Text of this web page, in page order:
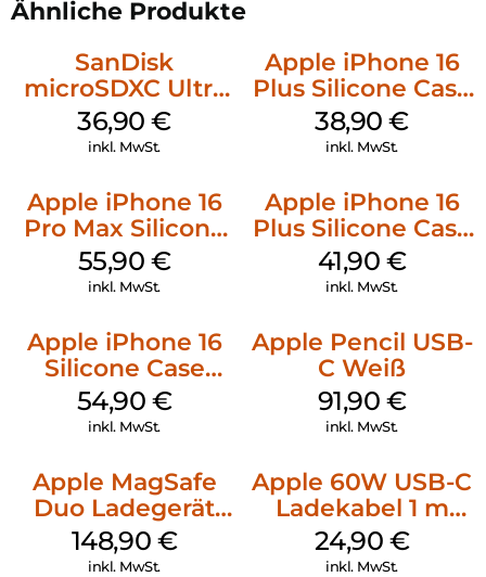
Ähnliche Produkte
SanDisk
microSDXC Ultra
128 GB + Adapter
Mobile
36,90€
inkl. MwSt.
Apple iPhone 16
Plus Silicone Case
MagSafe Denim
38,90€
inkl. MwSt.
Apple iPhone 16
Pro Max Silicone
Case MagSafe
Stone Gray
55,90 €
inkl. MwSt.
Apple iPhone 16
Plus Silicone Case
MagSafe Stone
Gray
41,90 €
inkl. MwSt.
Apple iPhone 16
Silicone Case
MagSafe Black
54,90 €
inkl. MwSt.
Apple Pencil USB-
C Weiß
91,90 €
inkl. MwSt.
Apple MagSafe
Duo Ladegerät
Weiß
148,90 €
inkl. MwSt.
Apple 60W USB-C
Ladekabel 1 m
Weiß
24,90 €
inkl. MwSt.